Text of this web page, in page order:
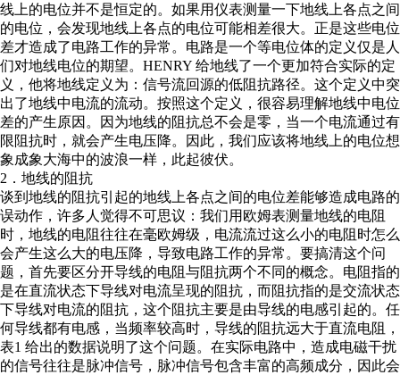
线上的电位并不是恒定的。如果用仪表测量一下地线上各点之间
的电位，会发现地线上各点的电位可能相差很大。正是这些电位
差才造成了电路工作的异常。电路是一个等电位体的定义仅是人
们对地线电位的期望。HENRY 给地线了一个更加符合实际的定
义，他将地线定义为：信号流回源的低阻抗路径。这个定义中突
出了地线中电流的流动。按照这个定义，很容易理解地线中电位
差的产生原因。因为地线的阻抗总不会是零，当一个电流通过有
限阻抗时，就会产生电压降。因此，我们应该将地线上的电位想
象成象大海中的波浪一样，此起彼伏。
2．地线的阻抗
谈到地线的阻抗引起的地线上各点之间的电位差能够造成电路的
误动作，许多人觉得不可思议：我们用欧姆表测量地线的电阻
时，地线的电阻往往在毫欧姆级，电流流过这么小的电阻时怎么
会产生这么大的电压降，导致电路工作的异常。要搞清这个问
题，首先要区分开导线的电阻与阻抗两个不同的概念。电阻指的
是在直流状态下导线对电流呈现的阻抗，而阻抗指的是交流状态
下导线对电流的阻抗，这个阻抗主要是由导线的电感引起的。任
何导线都有电感，当频率较高时，导线的阻抗远大于直流电阻，
表1 给出的数据说明了这个问题。在实际电路中，造成电磁干扰
的信号往往是脉冲信号，脉冲信号包含丰富的高频成分，因此会